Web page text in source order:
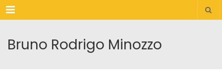
Menu
Bruno Rodrigo Minozzo